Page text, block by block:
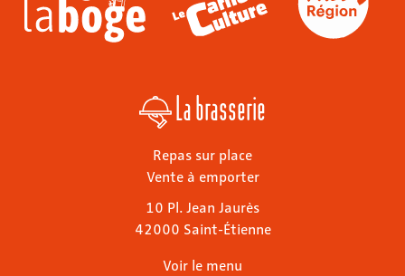
La brasserie
Repas sur place
Vente à emporter
10 Pl. Jean Jaurès
42000 Saint-Étienne
Voir le menu